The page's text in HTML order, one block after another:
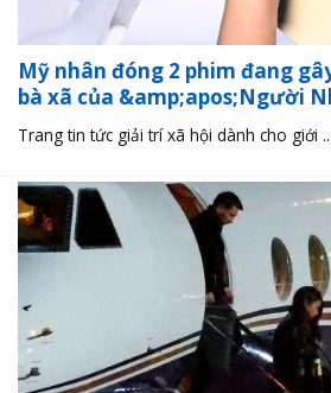
Mỹ nhân đóng 2 phim đang
bà xã của &amp;apos;Người
Trang tin tức giải trí xã hội dành cho giới ...